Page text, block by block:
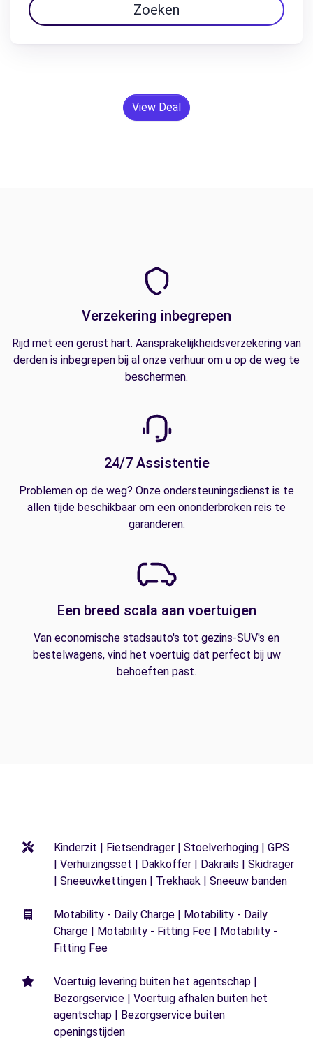
Zoeken
View Deal
Verzekering inbegrepen
Rijd met een gerust hart. Aansprakelijkheidsverzekering van
derden is inbegrepen bij al onze verhuur om u op de weg te
beschermen.
24/7 Assistentie
Problemen op de weg? Onze ondersteuningsdienst is te
allen tijde beschikbaar om een ononderbroken reis te
garanderen.
Een breed scala aan voertuigen
Van economische stadsauto's tot gezins-SUV's en
bestelwagens, vind het voertuig dat perfect bij uw
behoeften past.
Kinderzit | Fietsendrager | Stoelverhoging | GPS
| Verhuizingsset | Dakkoffer | Dakrails | Skidrager
| Sneeuwkettingen | Trekhaak | Sneeuw banden
Motability - Daily Charge | Motability - Daily
Charge | Motability - Fitting Fee | Motability -
Fitting Fee
Voertuig levering buiten het agentschap |
Bezorgservice | Voertuig afhalen buiten het
agentschap | Bezorgservice buiten
openingstijden